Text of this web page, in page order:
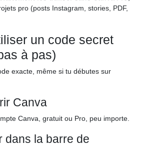
pro (posts Instagram, stories, PDF,
un code secret
à pas)
exacte, même si tu débutes sur
Canva
Canva, gratuit ou Pro, peu importe.
dans la barre de